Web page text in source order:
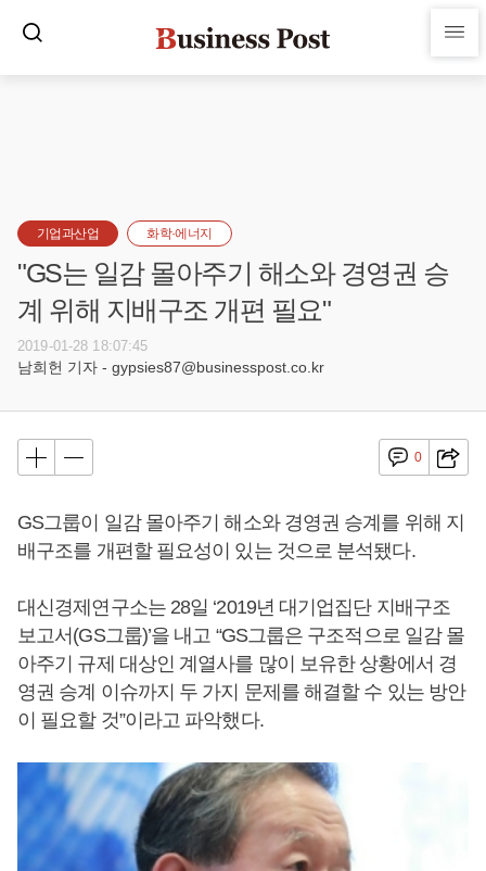
기업과산업 화학·에너지
"GS는 일감 몰아주기 해소와 경영권 승
계 위해 지배구조 개편 필요"
2019-01-28 18:07:45
남희헌 기자 - gypsies87@businesspost.co.kr
0
GS그룹이 일감 몰아주기 해소와 경영권 승계를 위해 지
배구조를 개편할 필요성이 있는 것으로 분석됐다.
대신경제연구소는 28일 ‘2019년 대기업집단 지배구조
보고서(GS그룹)’을 내고 “GS그룹은 구조적으로 일감 몰
아주기 규제 대상인 계열사를 많이 보유한 상황에서 경
영권 승계 이슈까지 두 가지 문제를 해결할 수 있는 방안
이 필요할 것”이라고 파악했다.